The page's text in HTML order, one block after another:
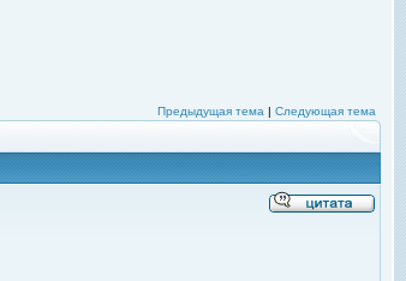
Предыдущая тема | Следующая тема